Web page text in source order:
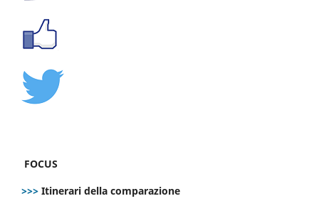
FOCUS
>>> Itinerari della comparazione